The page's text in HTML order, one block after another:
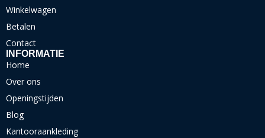
Winkelwagen
Betalen
Contact
INFORMATIE
Home
Over ons
Openingstijden
Blog
Kantooraankleding